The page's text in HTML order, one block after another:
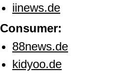
iinews.de
Consumer:
88news.de
kidyoo.de